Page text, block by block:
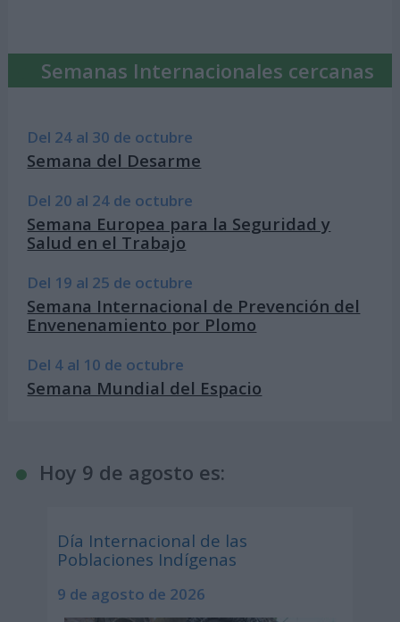
Semanas Internacionales cercanas
Del 24 al 30 de octubre
Semana del Desarme
Del 20 al 24 de octubre
Semana Europea para la Seguridad y
Salud en el Trabajo
Del 19 al 25 de octubre
Semana Internacional de Prevención del
Envenenamiento por Plomo
Del 4 al 10 de octubre
Semana Mundial del Espacio
Hoy 9 de agosto es:
Día Internacional de las
Poblaciones Indígenas
9 de agosto de 2026